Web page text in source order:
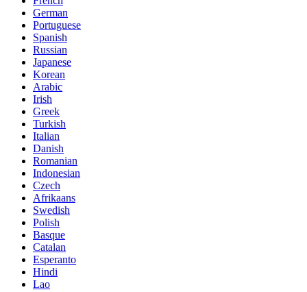
German
Portuguese
Spanish
Russian
Japanese
Korean
Arabic
Irish
Greek
Turkish
Italian
Danish
Romanian
Indonesian
Czech
Afrikaans
Swedish
Polish
Basque
Catalan
Esperanto
Hindi
Lao